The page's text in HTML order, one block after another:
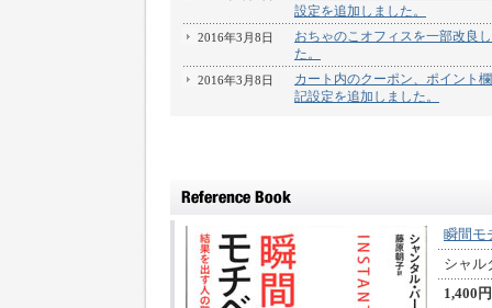
設定を追加しました。
2016年3月8日
おちゃのこオフィスを一部改良
た。
2016年3月8日
カート内のクーポン、ポイント
記設定を追加しました。
瞬間モ
シャ
1,400円